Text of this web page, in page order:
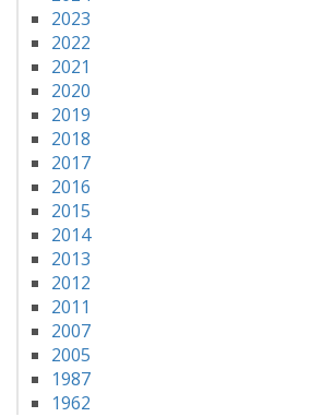
2023
2022
2021
2020
2019
2018
2017
2016
2015
2014
2013
2012
2011
2007
2005
1987
1962